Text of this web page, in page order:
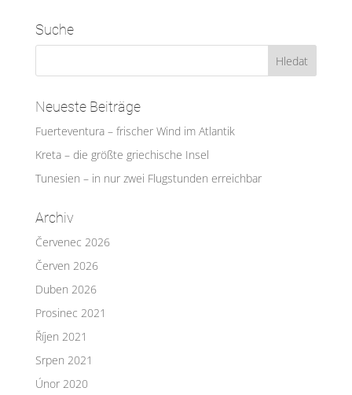
Suche
Neueste Beiträge
Fuerteventura – frischer Wind im Atlantik
Kreta – die größte griechische Insel
Tunesien – in nur zwei Flugstunden erreichbar
Archiv
Červenec 2026
Červen 2026
Duben 2026
Prosinec 2021
Říjen 2021
Srpen 2021
Únor 2020